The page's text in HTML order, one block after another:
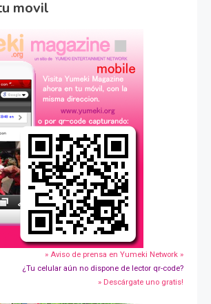
movil
» Aviso de prensa en Yumeki Network »
¿Tu celular aún no dispone de lector qr-code?
» Descárgate uno gratis!